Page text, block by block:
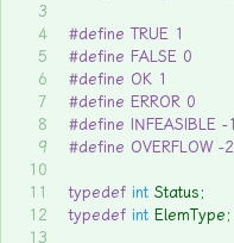
3
4
5
6
7
8
9
10
11
12
13
#define TRUE 1
#define FALSE 0
#define OK 1
#define ERROR 0
#define INFEASIBLE -1
#define OVERFLOW -2
typedef int Status;
typedef int ElemType;